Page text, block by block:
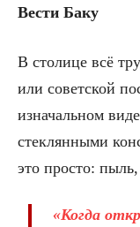
Вести Баку
В столице всё
или советской
изначальном
стеклянными
это просто:
«Когда